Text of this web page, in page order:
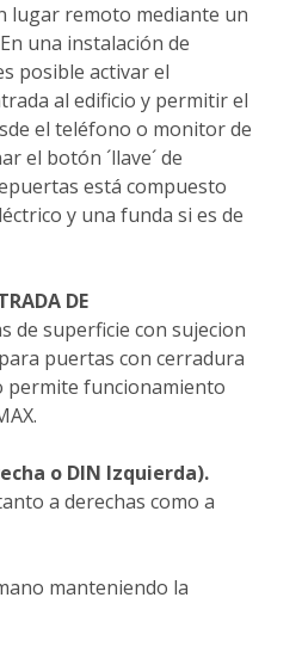
lugar remoto mediante un
una instalación de
posible activar el
al edificio y permitir el
el teléfono o monitor de
el botón ´llave´ de
está compuesto
y una funda si es de
DE
de superficie con sujecion
para puertas con cerradura
permite funcionamiento
o DIN Izquierda).
a derechas como a
manteniendo la